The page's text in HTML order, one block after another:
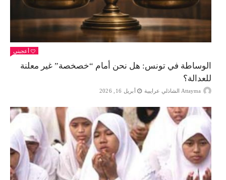
أعجبني
الوساطة في تونس: هل نحن أمام “خصخصة” غير معلنة
للعدالة؟
Attayma الشاذلي عرايبية أبريل 16, 2026